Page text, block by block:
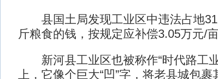
县国土局发现工业区中违法占地31
斤粮食的钱，按规定应补偿3.05万元/
新河县工业区也被称作“时代路工
上，它像个巨大“凹”字，将老县城包